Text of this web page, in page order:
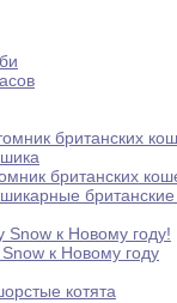
британских
британских
британские
Snow к Новому году!
к Новому году
котята